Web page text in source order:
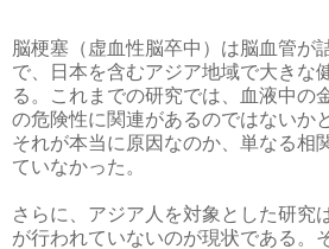
脳梗塞（虚血性脳卒中）は脳血管が
で、日本を含むアジア地域で大きな
る。これまでの研究では、血液中の
の危険性に関連があるのではないか
それが本当に原因なのか、単なる相
ていなかった。
さらに、アジア人を対象とした研究
が行われていないのが現状である。